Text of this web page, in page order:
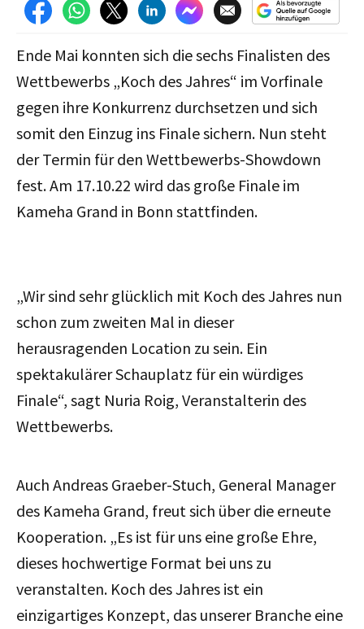
Ende Mai konnten sich die sechs Finalisten des
Wettbewerbs „Koch des Jahres“ im Vorfinale
gegen ihre Konkurrenz durchsetzen und sich
somit den Einzug ins Finale sichern. Nun steht
der Termin für den Wettbewerbs-Showdown
fest. Am 17.10.22 wird das große Finale im
Kameha Grand in Bonn stattfinden.
„Wir sind sehr glücklich mit Koch des Jahres nun
schon zum zweiten Mal in dieser
herausragenden Location zu sein. Ein
spektakulärer Schauplatz für ein würdiges
Finale“, sagt Nuria Roig, Veranstalterin des
Wettbewerbs.
Auch Andreas Graeber-Stuch, General Manager
des Kameha Grand, freut sich über die erneute
Kooperation. „Es ist für uns eine große Ehre,
dieses hochwertige Format bei uns zu
veranstalten. Koch des Jahres ist ein
einzigartiges Konzept, das unserer Branche eine